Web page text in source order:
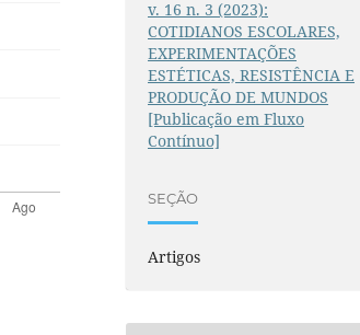
v. 16 n. 3 (2023):
COTIDIANOS ESCOLARES,
EXPERIMENTAÇÕES
ESTÉTICAS, RESISTÊNCIA E
PRODUÇÃO DE MUNDOS
[Publicação em Fluxo
Contínuo]
SEÇÃO
Artigos